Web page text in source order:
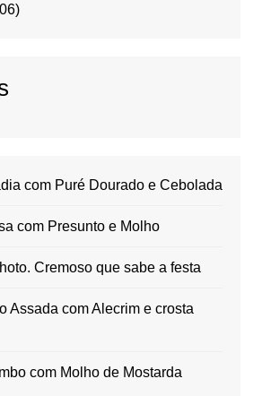
com Puré Dourado e Cebolada
com Presunto e Molho
Cremoso que sabe a festa
Assada com Alecrim e crosta
com Molho de Mostarda